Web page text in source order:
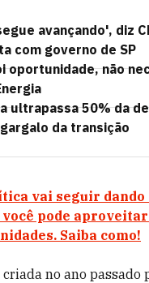
avançando', diz
com governo de SP
oportunidade, não
ultrapassa 50% da
da transição
vai seguir dando
você pode
Saiba como!
criada no ano passado